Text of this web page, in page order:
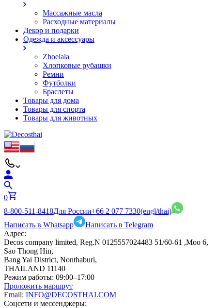
Массажные масла
Расходные материалы
Декор и подарки
Одежда и аксессуары
Zhoelala
Хлопковые рубашки
Ремни
Футболки
Браслеты
Товары для дома
Товары для спорта
Товары для животных
0
8-800-511-8418Для России+66 2 077 7330(engl/thai)
Написать в Whatsapp
Написать в Telegram
Адрес:
Decos company limited, Reg.N 0125557024483 51/60-61 ,Moo 6,
Sao Thong Hin,
Bang Yai District, Nonthaburi,
THAILAND 11140
Режим работы: 09:00–17:00
Проложить маршрут
Email: INFO@DECOSTHAI.COM
Соцсети и мессенджеры: